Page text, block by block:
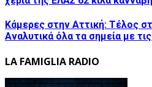
Κάμερες στην Αττική: Τέλος
Αναλυτικά όλα τα σημεία με
LA FAMIGLIA RADIO